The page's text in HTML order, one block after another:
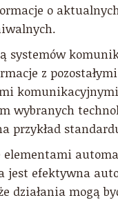
o
systemów
z
wybranych
przykład
elementami
jest efektywna
działania mogą